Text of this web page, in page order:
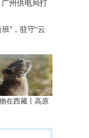
州供电局打
”，驻守“云
在西藏丨高原